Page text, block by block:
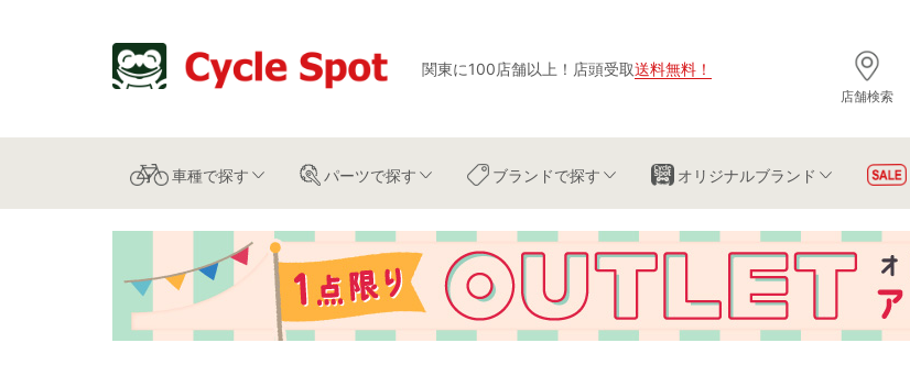
関東に100店舗以上 ！ 店頭受取送料無料 ！
店舗検索
車種で探す パーツで探す ブランドで探す オリジナルブランド